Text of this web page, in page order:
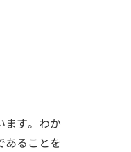
ます。わか
あることを